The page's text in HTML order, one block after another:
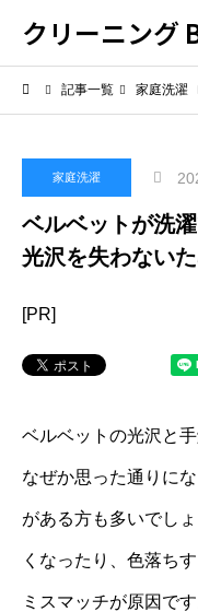
クリーニング
記事一覧 家庭洗濯
家庭洗濯
ベルベットが洗
光沢を失わない
[PR]
ベルベットの光沢と
なぜか思った通りに
がある方も多いでし
くなったり、色落ち
ミスマッチが原因で